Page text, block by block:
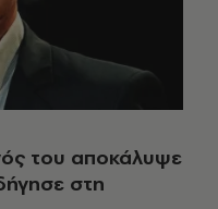
του αποκάλυψε
στη